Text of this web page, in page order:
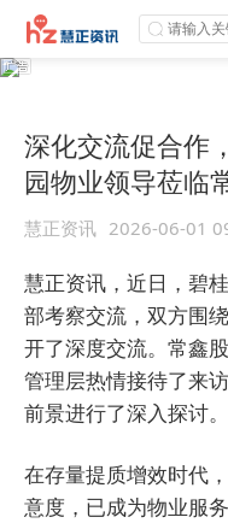
深化交流促合作
园物业领导莅临
慧正资讯 2026-06-01
慧正资讯，近日，碧
部考察交流，双方围
开了深度交流。常鑫
管理层热情接待了来
前景进行了深入探讨。
在存量提质增效时代
意度，已成为物业服